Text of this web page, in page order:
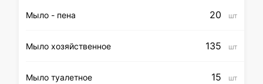
Мыло - пена 20 шт
Мыло хозяйственное 135 шт
Мыло туалетное 15 шт